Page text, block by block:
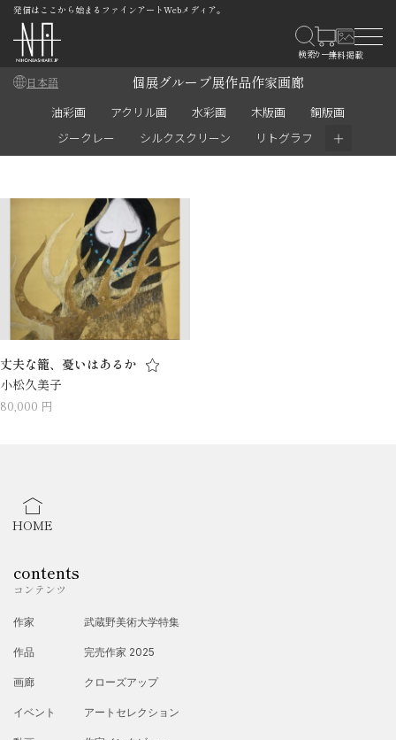
発信はここから始まるファインアートWebメディア。
日本語 個展グループ展作品作家画廊
油彩画 アクリル画 水彩画 木版画
銅版画
ジークレー
シルクスクリーン リトグラフ ＋
丈夫な籠、憂いはあるか
小松久美子
80,000 円
HOME
contents
コンテンツ
作家
作品
画廊
イベント
武蔵野美術大学特集
完売作家 2025
クローズアップ
アートセレクション